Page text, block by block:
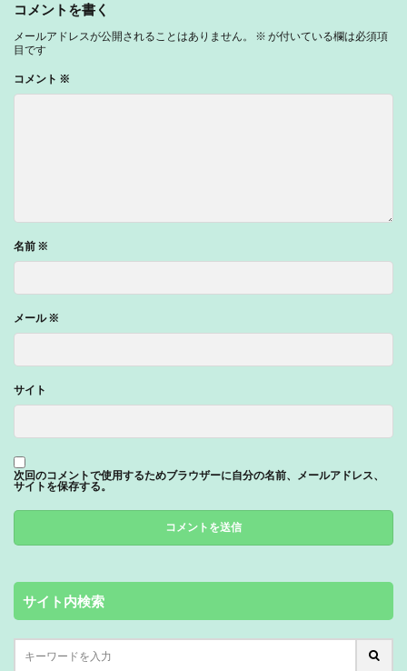
コメントを書く
メールアドレスが公開されることはありません。 ※ が付いている欄は必須項
目です
コメント ※
名前 ※
メール※
サイト
次回のコメントで使用するためブラウザーに自分の名前、メールアドレス、
サイトを保存する。
サイト内検索